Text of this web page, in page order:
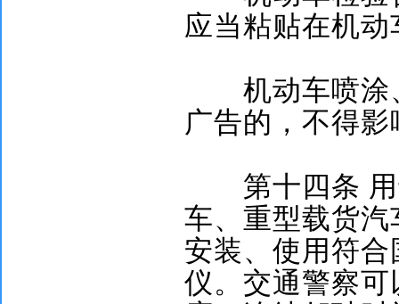
应当粘贴在机
机动车喷涂
广告的，不得
第十四条
车、重型载货
安装、使用符
仪。交通警察